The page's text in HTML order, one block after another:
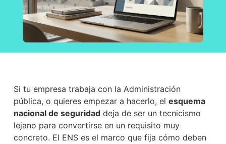
Si tu empresa trabaja con la Administración
pública, o quieres empezar a hacerlo, el esquema
nacional de seguridaddeja de ser un tecnicismo
lejano para convertirse en un requisito muy
concreto. El ENS es el marco que fija cómo deben